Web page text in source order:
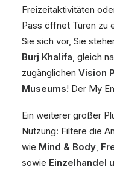
Freizeitaktivitäten
Pass öffnet Türen zu
Sie sich vor, Sie
Burj Khalifa, gleich
zugänglichen Vision
Museums! Der My
Ein weiterer großer
Nutzung: Filtere die
wie Mind & Body,
sowie Einzelhandel